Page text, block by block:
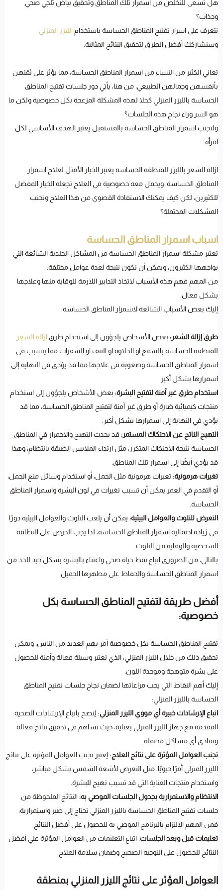
هل تسعى للتخلص من اسمرار تلك المناطق وتحقيق بياض ثلجي صحي
وجذاب؟
نتعرف على اسرار تفتيح المناطق الحساسة باستخدام الليزر المنزلي
وسنشاركك أفضل الطرق لتحقيق النتائج المثالية.
تعاني الكثير من النساء من اسمرار المناطق الحساسة، مما يؤثر على ثقتهن
بأنفسهن وجمالهن الطبيعي، من هنا، يأتي دور جلسات تفتيح المناطق
الحساسة بالليزر المنزلي كحلا لهذه المشكلة المزعجة بكل خصوصية ولكن ما
هو السر وراء نجاح هذه الجلسات؟
ولتجنب اسمرار المناطق الحساسة بالمستقبل يعتبر الهدف الأساسي لكل
امرأة.
ازالة الشعر بالليزر للمنطقه الحساسه يعتبر الخيار الأمثل لعلاج اسمرار
المناطق الحساسة، ويحمل معه خصوصية في العلاج تجعله الخيار المفضل
للكثيرين، لكن كيف يمكنك الاستفادة القصوى من هذا العلاج وتجنب
المشكلات المحتملة؟
اسباب اسمرار المناطق الحساسة
تعتبر مشكلة اسمرار المناطق الحساسة من المشاكل الجلدية الشائعة التي
يواجهها الكثيرون، ويمكن أن تكون نتيجة لعدة عوامل مختلفة.
من المهم فهم هذه الأسباب لاتخاذ التدابير اللازمة للوقاية منها وعلاجها
بشكل فعال.
إليك بعض الأسباب الشائعة لاسمرار المناطق الحساسة:
طرق إزالة الشعر: بعض الأشخاص يلجؤون إلى استخدام طرق إزالة الشعر
للمنطقة الحساسة بالشمع او الحلاوة او النتف او الشفرات مما يتسبب في
اسمرار المناطق الحساسة وصعوبة في علاجها مما قد يؤدي في النهاية إلى
اسمرارها بشكل أكبر.
استخدام طرق غير آمنة لتفتيح البشرة: بعض الأشخاص يلجؤون إلى استخدام
منتجات كيميائية ضارة أو طرق غير آمنة لتفتيح المناطق الحساسة، مما قد
يؤدي في النهاية إلى اسمرارها بشكل أكبر.
التهيج الناتج عن الاحتكاك المستمر: قد يحدث التهيج والاحمرار في المناطق
الحساسة نتيجة الاحتكاك المتكرر، مثل ارتداء الملابس الضيقة بانتظام، وهذا
قد يؤدي أيضًا إلى اسمرار تلك المناطق.
تغيرات هرمونية: تغيرات هرمونية مثل الحمل، أو استخدام وسائل منع الحمل،
أو التقدم في العمر يمكن أن تسبب تغيرات في لون البشرة واسمرار المناطق
الحساسة.
التعرض للتلوث والعوامل البيئية: يمكن أن يلعب التلوث والعوامل البيئية دورًا
في زيادة احتمالية اسمرار المناطق الحساسة، لذا يجب الحرص على النظافة
الشخصية والوقاية من التلوث.
بالتالي، من الضروري اتباع نمط حياة صحي واعتناء بالبشرة بشكل جيد للحد من
اسمرار المناطق الحساسة والحفاظ على مظهرها الجميل.
أفضل طريقة لتفتيح المناطق الحساسة بكل
خصوصية:
تفتيح المناطق الحساسة بكل خصوصية أمر يهم العديد من الناس، ويمكن
تحقيق ذلك من خلال الليزر المنزلي، الذي يُعتبر وسيلة فعالة وآمنة للحصول
على بشرة متوهجة وموحدة اللون.
إليك أهم النقاط التي يجب مراعاتها لضمان نجاح جلسات تفتيح المناطق
الحساسة بالليزر المنزلي:
اتباع الإرشادات خبيرة أي مووي الليزر المنزلي: يُنصح باتباع الإرشادات الصحية
المقدمة مع جهاز الليزر المنزلي بعناية، حيث تساهم في تحقيق نتائج فعالة
وتفادي أي مشاكل محتملة.
تجنب العوامل المؤثرة على نتائج العلاج: يُعتبر تجنب العوامل المؤثرة على نتائج
الليزر المنزلي أمرًا حيويًا، مثل التعرض لأشعة الشمس بشكل مباشر،
واستخدام منتجات العناية التي قد تسبب تهيج للبشرة.
الانتظام والاستمرارية بجدول الجلسات الموصي به:النتائج الملحوظة من
جلسات تفتيح المناطق الحساسة بالليزر المنزلي تحتاج إلى صبر واستمرارية،
فمن المهم الالتزام بالبرنامج الموصي به للحصول على أفضل النتائج.
تعليمات قبل وبعد الجلسات: اتباع التعليمات من العوامل المؤثرة علي أفضل
النتائج للحصول على التوجيه الصحيح وضمان سلامة العلاج.
العوامل المؤثر على نتائج الليزر المنزلي بمنطقة